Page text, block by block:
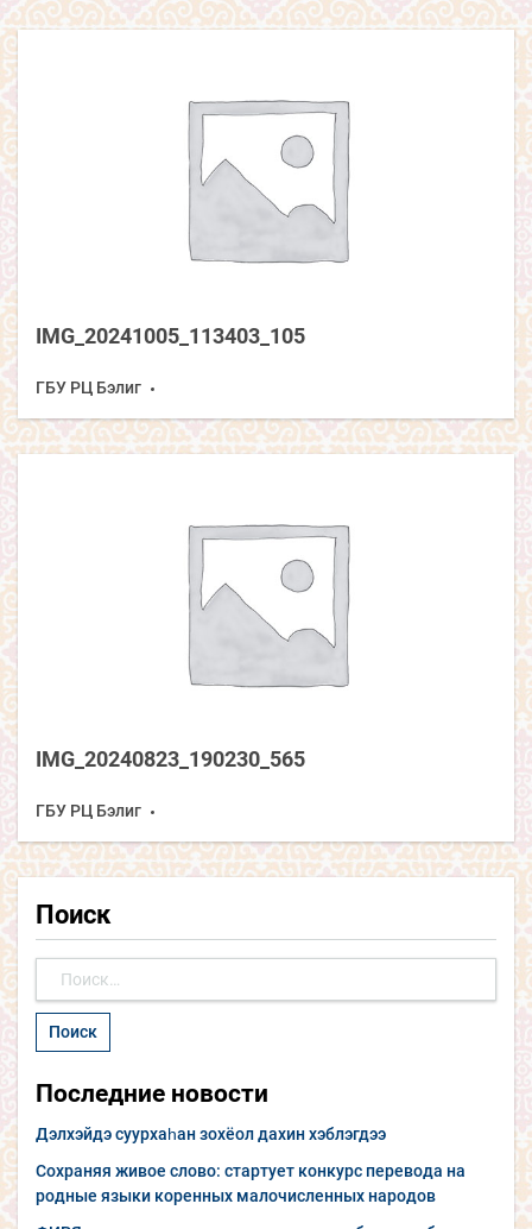
IMG_20241005_113403_105
ГБУ РЦ Бэлиг
IMG_20240823_190230_565
ГБУ РЦ Бэлиг
Поиск
Последние новости
Дэлхэйдэ суурхаһан зохёол дахин хэблэгдээ
Сохраняя живое слово: стартует конкурс перевода на
родные языки коренных малочисленных народов